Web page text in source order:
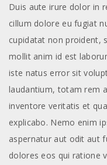
Duis aute irure dolor in
cillum dolore eu fugiat
cupidatat non proident,
mollit anim id est
iste natus error sit
laudantium, totam rem
inventore veritatis et
explicabo. Nemo enim
aspernatur aut odit aut
dolores eos qui ratione